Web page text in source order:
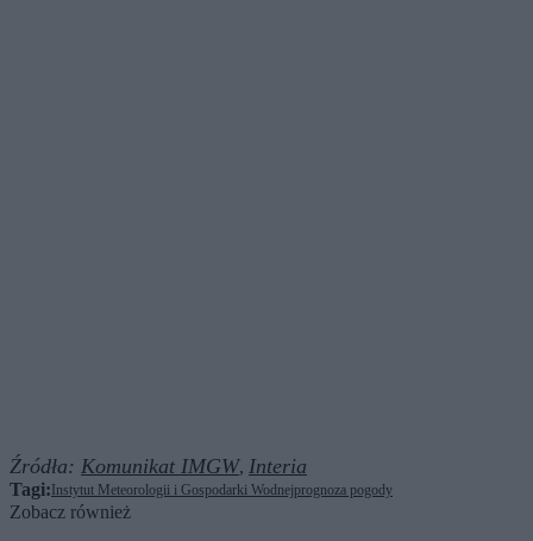
Źródła: Komunikat IMGW, Interia
Tagi: Instytut Meteorologii i Gospodarki Wodnejprognoza pogody
Zobacz również